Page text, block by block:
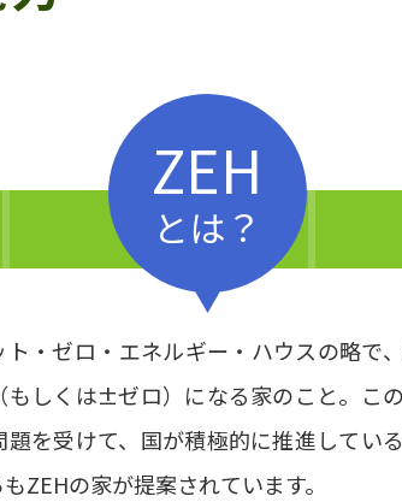
ZEH
とは？
・ゼロ・エネルギー・ハウスの略で
もしくは±ゼロ）になる家のこと。こ
を受けて、国が積極的に推進してい
ZEHの家が提案されています。